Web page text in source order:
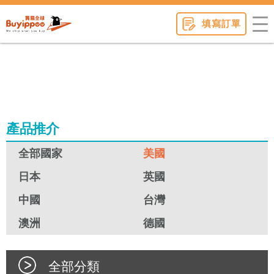
填寫訂單
產品推介
全部國家
美國
日本
英國
中國
台灣
澳洲
德國
全部分類